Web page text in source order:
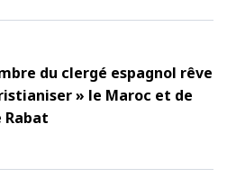
du clergé espagnol rêve
» le Maroc et de